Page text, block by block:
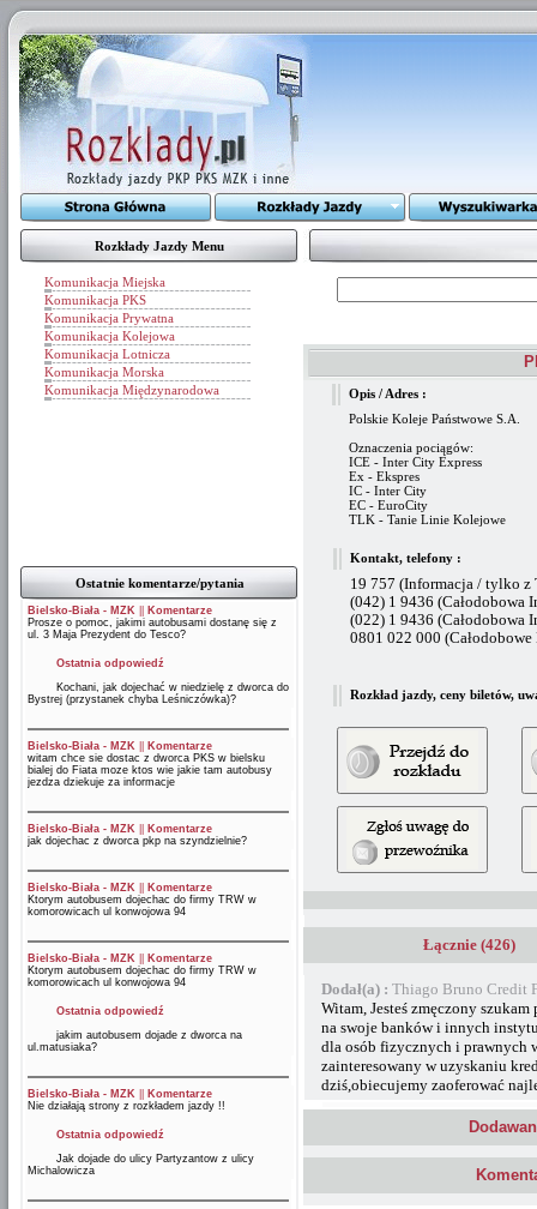
Rozkłady Jazdy Menu
Komunikacja Miejska
Komunikacja PKS
Komunikacja Prywatna
Komunikacja Kolejowa
Komunikacja Lotnicza
Komunikacja Morska
Komunikacja Międzynarodowa
Ostatnie komentarze/pytania
Bielsko-Biała - MZK
Komentarze
Prosze o pomoc, jakimi autobusami dostanę się z
ul. 3 Maja Prezydent do Tesco?
Ostatnia odpowiedź
Kochani, jak dojechać w niedzielę z dworca do
Bystrej (przystanek chyba Leśniczówka)?
Bielsko-Biała - MZK
Komentarze
witam chce sie dostac z dworca PKS w bielsku
bialej do Fiata moze ktos wie jakie tam autobusy
jezdza dziekuje za informacje
Bielsko-Biała - MZK
Komentarze
jak dojechac z dworca pkp na szyndzielnie?
Bielsko-Biała - MZK
Komentarze
Ktorym autobusem dojechac do firmy TRW w
komorowicach ul konwojowa 94
Bielsko-Biała - MZK
Komentarze
Ktorym autobusem dojechac do firmy TRW w
komorowicach ul konwojowa 94
Ostatnia odpowiedź
jakim autobusem dojade z dworca na
ul.matusiaka?
Bielsko-Biała - MZK
Komentarze
Nie działają strony z rozkładem jazdy !!
Ostatnia odpowiedź
Jak dojade do ulicy Partyzantow z ulicy
Michalowicza
Opis / Adres :
Polskie Koleje Państwowe S.A.
Oznaczenia pociągów:
ICE - Inter City Express
Ex - Ekspres
IC - Inter City
EC - EuroCity
TLK - Tanie Linie Kolejowe
Kontakt, telefony :
19 757 (Informacja / tylko z
(042) 1 9436 (Całodobowa
(022) 1 9436 (Całodobowa
0801 022 000
Rozkład jazdy, ceny biletów,
Łącznie (426)
Dodał(a) : Thiago Bruno Credit
Witam, Jesteś zmęczony
na swoje banków i innych
dla osób fizycznych i prawnych
zainteresowany w uzyskaniu
dziś,obiecujemy zaoferować